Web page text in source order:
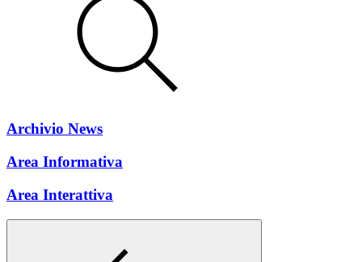
Archivio News
Area Informativa
Area Interattiva